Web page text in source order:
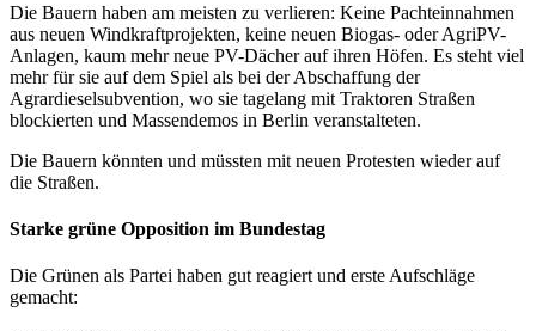
Die Bauern haben am meisten zu verlieren: Keine Pachteinnahmen
aus neuen Windkraftprojekten, keine neuen Biogas- oder AgriPV-
Anlagen, kaum mehr neue PV-Dächer auf ihren Höfen. Es steht viel
mehr für sie auf dem Spiel als bei der Abschaffung der
Agrardieselsubvention, wo sie tagelang mit Traktoren Straßen
blockierten und Massendemos in Berlin veranstalteten.
Die Bauern könnten und müssten mit neuen Protesten wieder auf
die Straßen.
Starke grüne Opposition im Bundestag
Die Grünen als Partei haben gut reagiert und erste Aufschläge
gemacht: